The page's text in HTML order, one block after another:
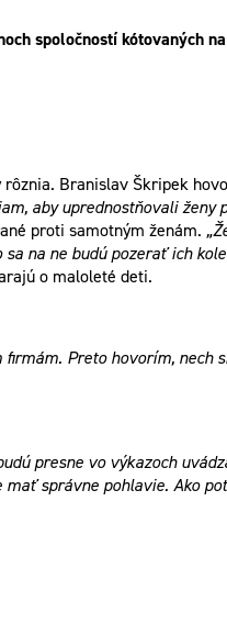
spoločností kótovaných
Branislav Škripek
aby uprednostňovali ženy
proti samotným ženám.
na ne budú pozerať ich
o maloleté deti.
Preto hovorím, nech
presne vo výkazoch
správne pohlavie. Ako